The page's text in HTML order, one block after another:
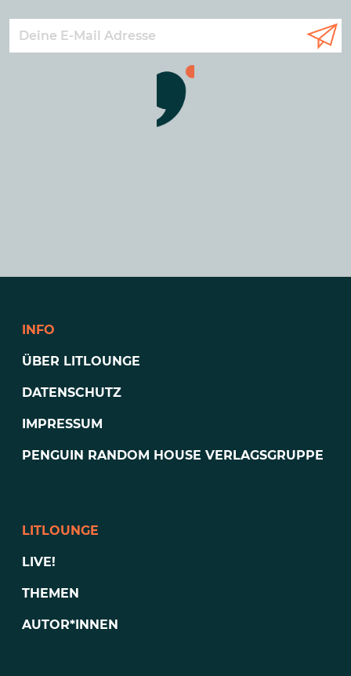
INFO
ÜBER LITLOUNGE
DATENSCHUTZ
IMPRESSUM
PENGUIN RANDOM HOUSE VERLAGSGRUPPE
LITLOUNGE
LIVE!
THEMEN
AUTOR*INNEN